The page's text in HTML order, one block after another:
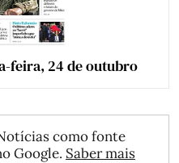
feira, 24 de outubro
como fonte
Google. Saber mais